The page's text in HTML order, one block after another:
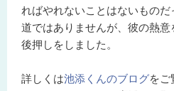
ればやれないことはないもの
道ではありませんが、彼の熱意
後押しをしました。
詳しくは池添くんのブログをご